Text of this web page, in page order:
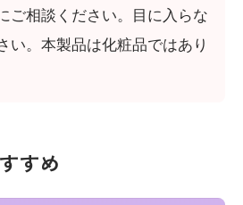
ご相談ください。目に入らな
い。本製品は化粧品ではあり
すめ